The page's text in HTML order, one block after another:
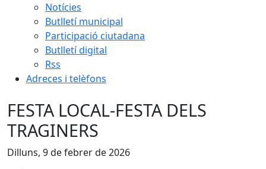
Notícies
Butlletí municipal
Participació ciutadana
Butlletí digital
Rss
Adreces i telèfons
FESTA LOCAL-FESTA DELS
TRAGINERS
Dilluns, 9 de febrer de 2026